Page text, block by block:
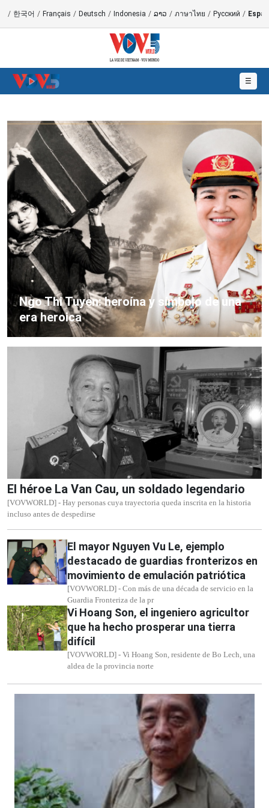
/ 한국어 / Français / Deutsch / Indonesia / ລາວ / ภาษาไทย / Русский /
☰
Ngo Thi Tuyen: heroína y símbolo de una
era heroica
El héroe La Van Cau, un soldado legendario
[VOVWORLD] - Hay personas cuya trayectoria queda inscrita en la historia
incluso antes de despedirse
El mayor Nguyen Vu Le, ejemplo
destacado de guardias fronterizos en
movimiento de emulación patriótica
[VOVWORLD] - Con más de una década de servicio en la
Guardia Fronteriza de la pr
Vi Hoang Son, el ingeniero agricultor
que ha hecho prosperar una tierra
difícil
[VOVWORLD] - Vi Hoang Son, residente de Bo Lech, una
aldea de la provincia norte